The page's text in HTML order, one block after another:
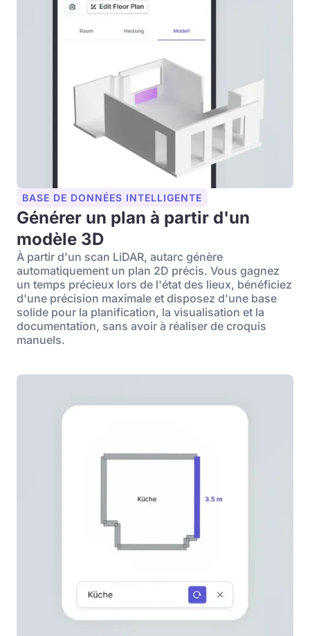
BASE DE DONNÉES INTELLIGENTE
Générer un plan à partir d'un
modèle 3D
À partir d'un scan LiDAR, autarc génère
automatiquement un plan 2D précis. Vous gagnez
un temps précieux lors de l'état des lieux, bénéficiez
d'une précision maximale et disposez d'une base
solide pour la planification, la visualisation et la
documentation, sans avoir à réaliser de croquis
manuels.